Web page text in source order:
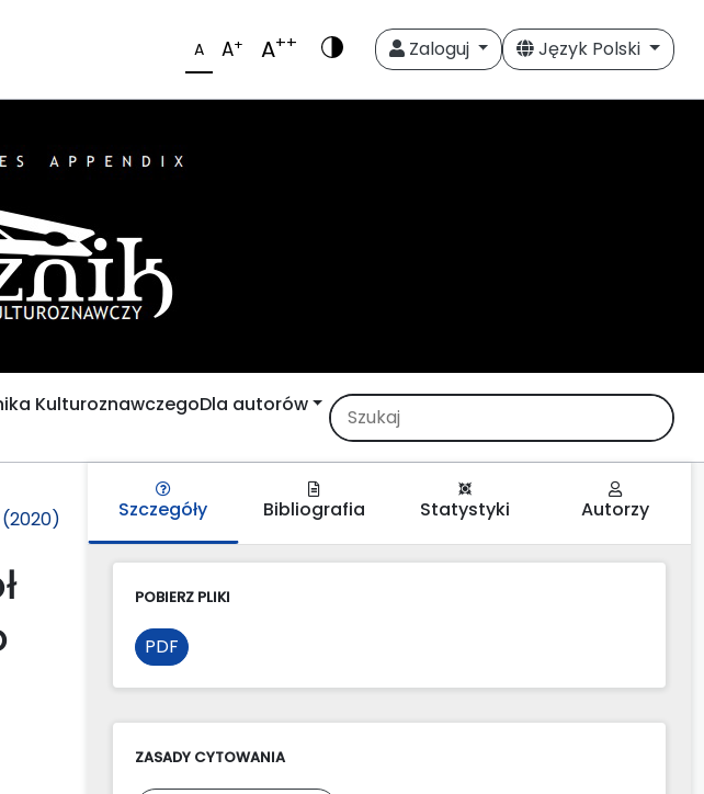
A A+ A++ Zaloguj Język Polski
KulturoznawczegoDla autorów
Szczegóły Bibliografia Statystyki Autorzy
POBIERZ PLIKI
PDF
ZASADY CYTOWANIA